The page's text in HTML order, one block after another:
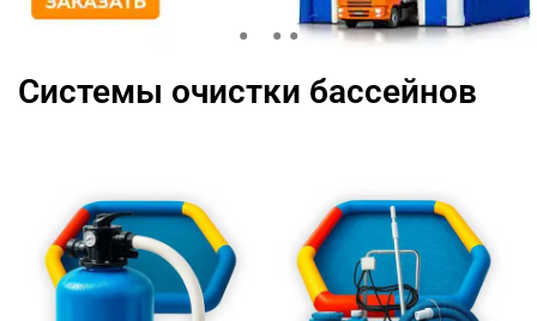
Системы очистки бассейнов